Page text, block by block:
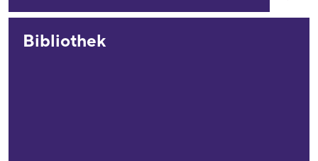
Bibliothek